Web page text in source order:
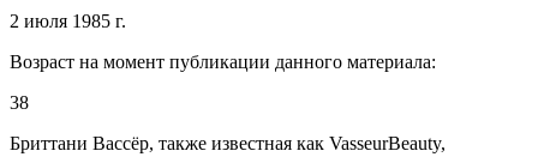
2 июля 1985 г.
Возраст на момент публикации данного материала:
38
Бриттани Вассёр, также известная как VasseurBeauty,